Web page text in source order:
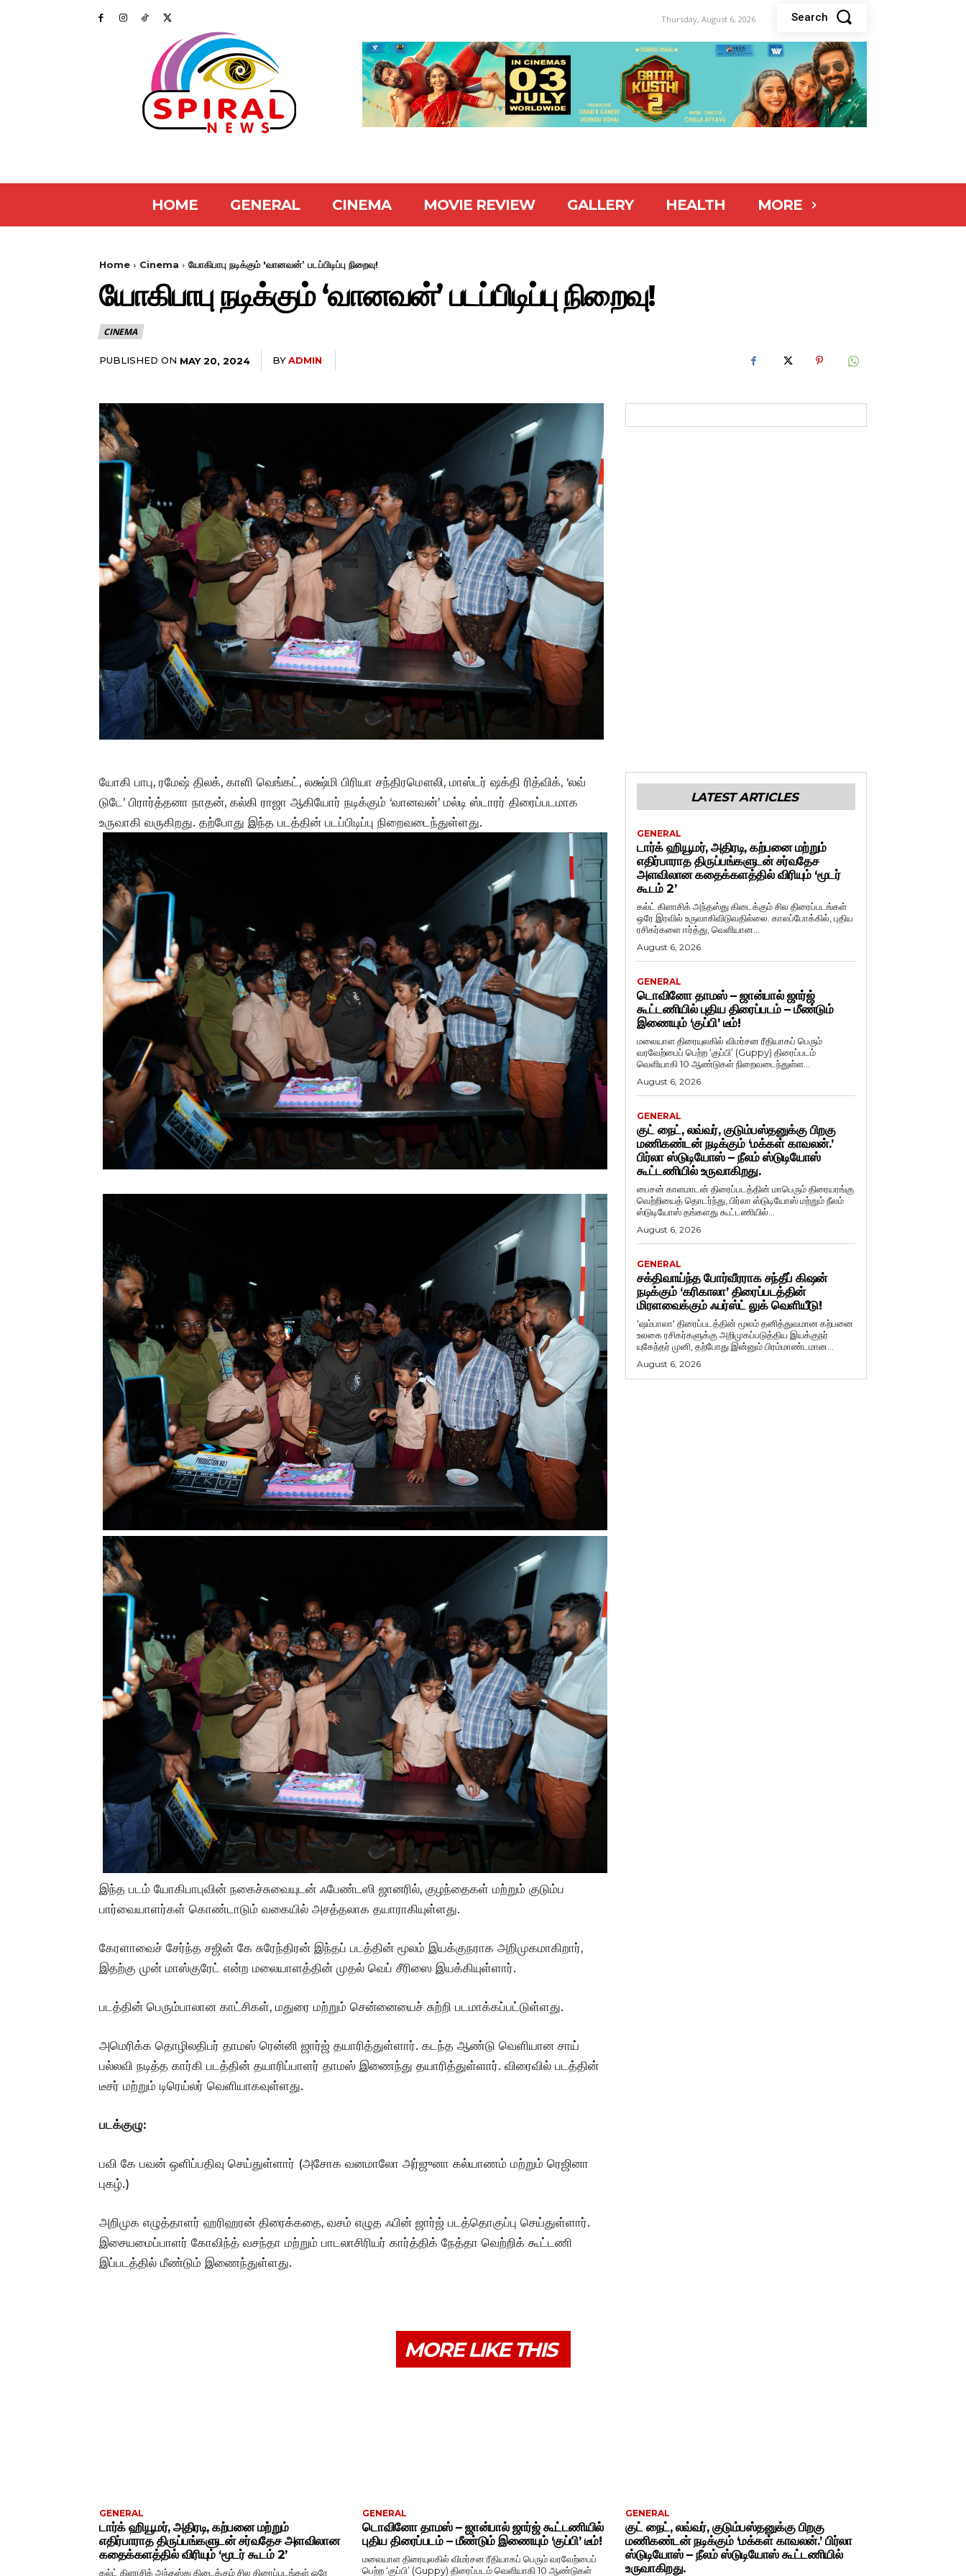
Thursday, August 6, 2026 Search
HOME GENERAL CINEMA MOVIE REVIEW GALLERY HEALTH MORE
Home Cinema யோகிபாபு நடிக்கும் 'வானவன்’ படப்பிடிப்பு நிறைவு!
யோகிபாபு நடிக்கும் ‘வானவன்’ படப்பிடிப்பு நிறைவு!
CINEMA
PUBLISHED ON MAY 20, 2024 BYADMIN
யோகி பாபு, ரமேஷ் திலக், காளி வெங்கட், லக்ஷ்மி பிரியா சந்திரமௌலி, மாஸ்டர் ஷக்தி ரித்விக், ‘லவ்
டுடே’ பிரார்த்தனா நாதன், கல்கி ராஜா ஆகியோர் நடிக்கும் ‘வானவன்’ மல்டி ஸ்டாரர் திரைப்படமாக
உருவாகி வருகிறது. தற்போது இந்த படத்தின் படப்பிடிப்பு நிறைவடைந்துள்ளது.
இந்த படம் யோகிபாபுவின் நகைச்சுவையுடன் ஃபேண்டஸி ஜானரில், குழந்தைகள் மற்றும் குடும்ப
பார்வையாளர்கள் கொண்டாடும் வகையில் அசத்தலாக தயாராகியுள்ளது.
கேரளாவைச் சேர்ந்த சஜின் கே சுரேந்திரன் இந்தப் படத்தின் மூலம் இயக்குநராக அறிமுகமாகிறார்,
இதற்கு முன் மாஸ்குரேட் என்ற மலையாளத்தின் முதல் வெப் சீரிஸை இயக்கியுள்ளார்.
படத்தின் பெரும்பாலான காட்சிகள், மதுரை மற்றும் சென்னையைச் சுற்றி படமாக்கப்பட்டுள்ளது.
அமெரிக்க தொழிலதிபர் தாமஸ் ரென்னி ஜார்ஜ் தயாரித்துள்ளார். கடந்த ஆண்டு வெளியான சாய்
பல்லவி நடித்த கார்கி படத்தின் தயாரிப்பாளர் தாமஸ் இணைந்து தயாரித்துள்ளார். விரைவில் படத்தின்
டீசர் மற்றும் டிரெய்லர் வெளியாகவுள்ளது.
படக்குழு:
பவி கே பவன் ஒளிப்பதிவு செய்துள்ளார் (அசோக வனமாலோ அர்ஜுனா கல்யாணம் மற்றும் ரெஜினா
புகழ்.)
அறிமுக எழுத்தாளர் ஹரிஹரன் திரைக்கதை, வசம் எழுத ஃபின் ஜார்ஜ் படத்தொகுப்பு செய்துள்ளார்.
இசையமைப்பாளர் கோவிந்த் வசந்தா மற்றும் பாடலாசிரியர் கார்த்திக் நேத்தா வெற்றிக் கூட்டணி
இப்படத்தில் மீண்டும் இணைந்துள்ளது.
LATEST ARTICLES
GENERAL
டார்க் ஹியூமர், அதிரடி, கற்பனை மற்றும்
எதிர்பாராத திருப்பங்களுடன் சர்வதேச
அளவிலான கதைக்களத்தில் விரியும் ‘மூடர்
கூடம் 2’
கல்ட் கிளாசிக் அந்தஸ்து கிடைக்கும் சில திரைப்படங்கள்
ஒரே இரவில் உருவாகிவிடுவதில்லை. காலப்போக்கில், புதிய
ரசிகர்களை ஈர்த்து, வெளியான...
August 6, 2026
GENERAL
டொவினோ தாமஸ் – ஜான்பால் ஜார்ஜ்
கூட்டணியில் புதிய திரைப்படம் – மீண்டும்
இணையும் ‘குப்பி’ டீம்!
மலையாள திரையுலகில் விமர்சன ரீதியாகப் பெரும்
வரவேற்பைப் பெற்ற ‘குப்பி’ (Guppy) திரைப்படம்
வெளியாகி 10 ஆண்டுகள் நிறைவடைந்துள்ள...
August 6, 2026
GENERAL
குட் நைட், லவ்வர், குடும்பஸ்தனுக்கு பிறகு
மணிகண்டன் நடிக்கும் ‘மக்கள் காவலன்.’
பிர்லா ஸ்டுடியோஸ் – நீலம் ஸ்டுடியோஸ்
கூட்டணியில் உருவாகிறது.
பைசன் காளமாடன் திரைப்படத்தின் மாபெரும் திரையரங்கு
வெற்றியைத் தொடர்ந்து, பிர்லா ஸ்டுடியோஸ் மற்றும் நீலம்
ஸ்டுடியோஸ் தங்களது கூட்டணியில்...
August 6, 2026
GENERAL
சக்திவாய்ந்த போர்வீரராக சந்தீப் கிஷன்
நடிக்கும் ‘கரிகாலா’ திரைப்படத்தின்
மிரளவைக்கும் ஃபர்ஸ்ட் லுக் வெளியீடு!
'ஷம்பாலா' திரைப்படத்தின் மூலம் தனித்துவமான கற்பனை
உலகை ரசிகர்களுக்கு அறிமுகப்படுத்திய இயக்குநர்
யுகேந்தர் முனி, தற்போது இன்னும் பிரம்மாண்டமான...
August 6, 2026
MORE LIKE THIS
GENERAL
டார்க் ஹியூமர், அதிரடி, கற்பனை மற்றும்
எதிர்பாராத திருப்பங்களுடன் சர்வதேச அளவிலான
கதைக்களத்தில் விரியும் ‘மூடர் கூடம் 2’
கல்ட் கிளாசிக் அந்தஸ்து கிடைக்கும் சில திரைப்படங்கள் ஒரே
GENERAL
டொவினோ தாமஸ் – ஜான்பால் ஜார்ஜ் கூட்டணியில்
புதிய திரைப்படம் – மீண்டும் இணையும் ‘குப்பி’ டீம்!
மலையாள திரையுலகில் விமர்சன ரீதியாகப் பெரும் வரவேற்பைப்
பெற்ற ‘குப்பி’ (Guppy) திரைப்படம் வெளியாகி 10 ஆண்டுகள்
GENERAL
குட் நைட், லவ்வர், குடும்பஸ்தனுக்கு பிறகு
மணிகண்டன் நடிக்கும் ‘மக்கள் காவலன்.’ பிர்லா
ஸ்டுடியோஸ் – நீலம் ஸ்டுடியோஸ் கூட்டணியில்
உருவாகிறது.